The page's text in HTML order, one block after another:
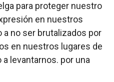
para proteger nuestro
en nuestros
no ser brutalizados por
en nuestros lugares de
levantarnos. por una